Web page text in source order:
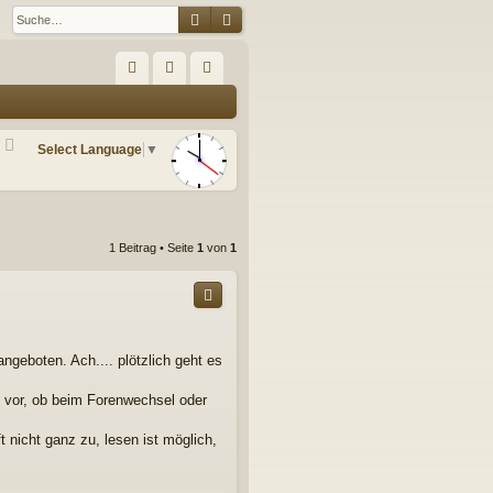
SucheErweiterte Suche
Q m
el
ist
rie
Select Language ▼
1 Beitrag • Seite 1 von 1
Ach.... plötzlich geht es
ob beim Forenwechsel oder
nicht ganz zu, lesen ist möglich,